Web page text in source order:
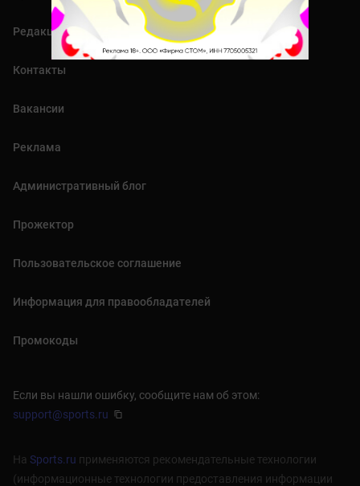
Редакция
Контакты
Вакансии
Реклама
Административный блог
Прожектор
Пользовательское соглашение
Информация для правообладателей
Промокоды
Если вы нашли ошибку, сообщите нам об этом:
support@sports.ru
На Sports.ru применяются рекомендательные технологии
(информационные технологии предоставления информации